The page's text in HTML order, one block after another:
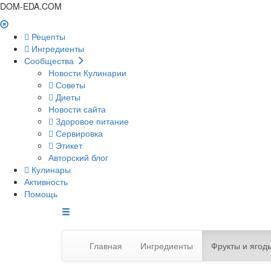
DOM-EDA.COM
Рецепты
Ингредиенты
Сообщества
Новости Кулинарии
Советы
Диеты
Новости сайта
Здоровое питание
Сервировка
Этикет
Авторский блог
Кулинары
Активность
Помощь
Главная Ингредиенты Фрукты и